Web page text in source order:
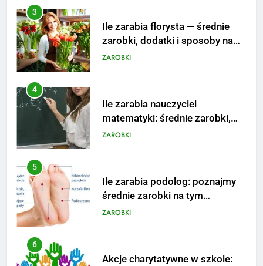
4
Ile zarabia nauczyciel
matematyki: średnie zarobki,
dodatki i perspektywy
ZAROBKI
5
Ile zarabia podolog: poznajmy
średnie zarobki na tym
stanowisku
ZAROBKI
6
Akcje charytatywne w szkole:
pomysły i przykłady, które
zainspirują
ZAROBKI
7
Jak przygotować się finansowo